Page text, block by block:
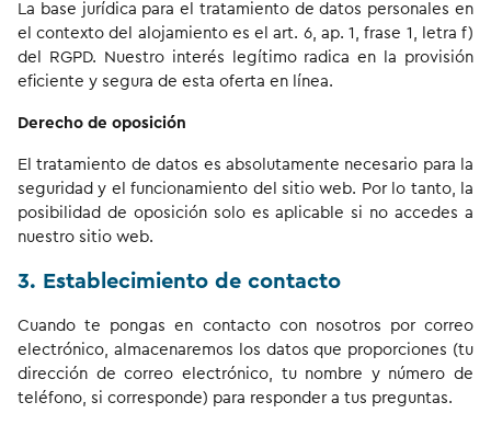
La base jurídica para el tratamiento de datos personales en
el contexto del alojamiento es el art. 6, ap. 1, frase 1, letra f)
del RGPD. Nuestro interés legítimo radica en la provisión
eficiente y segura de esta oferta en línea.
Derecho de oposición
El tratamiento de datos es absolutamente necesario para la
seguridad y el funcionamiento del sitio web. Por lo tanto, la
posibilidad de oposición solo es aplicable si no accedes a
nuestro sitio web.
3. Establecimiento de contacto
Cuando te pongas en contacto con nosotros por correo
electrónico, almacenaremos los datos que proporciones (tu
dirección de correo electrónico, tu nombre y número de
teléfono, si corresponde) para responder a tus preguntas.